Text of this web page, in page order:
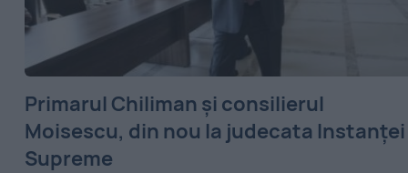
Primarul Chiliman și consilierul
Moisescu, din nou la judecata Instanței
Supreme